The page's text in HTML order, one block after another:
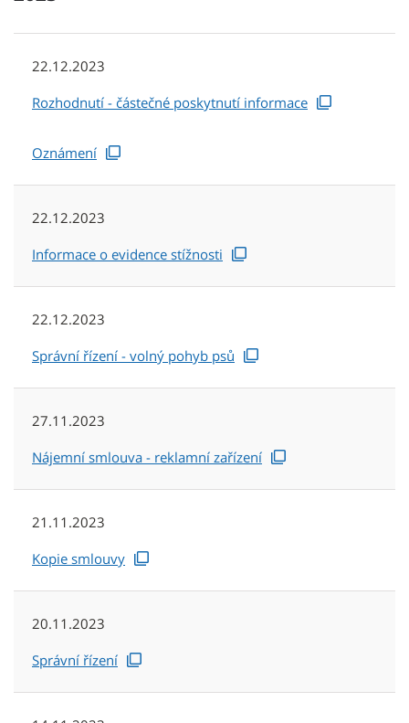
22.12.2023
Rozhodnutí - částečné poskytnutí informace
Oznámení
22.12.2023
Informace o evidence stížnosti
22.12.2023
Správní řízení - volný pohyb psů
27.11.2023
Nájemní smlouva - reklamní zařízení
21.11.2023
Kopie smlouvy
20.11.2023
Správní řízení